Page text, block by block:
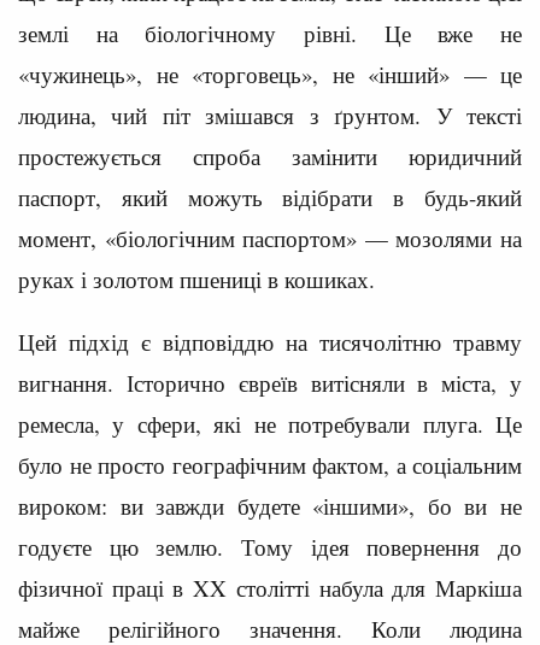
землі на біологічному рівні. Це вже не
«чужинець», не «торговець», не «інший» — це
людина, чий піт змішався з ґрунтом. У тексті
простежується спроба замінити юридичний
паспорт, який можуть відібрати в будь-який
момент, «біологічним паспортом» — мозолями на
руках і золотом пшениці в кошиках.
Цей підхід є відповіддю на тисячолітню травму
вигнання. Історично євреїв витісняли в міста, у
ремесла, у сфери, які не потребували плуга. Це
було не просто географічним фактом, а соціальним
вироком: ви завжди будете «іншими», бо ви не
годуєте цю землю. Тому ідея повернення до
фізичної праці в XX столітті набула для Маркіша
майже релігійного значення. Коли людина